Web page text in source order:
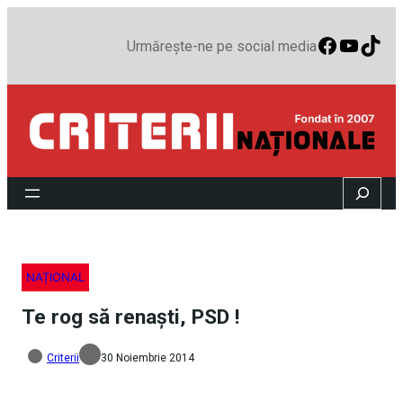
Urmărește-ne pe social media
Search
NAȚIONAL
Te rog să renaști, PSD !
Criterii 30 Noiembrie 2014